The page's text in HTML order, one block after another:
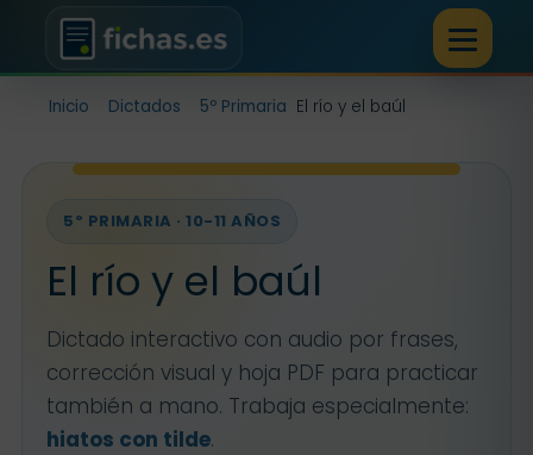
Inicio Dictados 5º Primaria El río y el baúl
5º PRIMARIA · 10-11 AÑOS
El río y el baúl
Dictado interactivo con audio por frases,
corrección visual y hoja PDF para practicar
también a mano. Trabaja especialmente:
hiatos con tilde.